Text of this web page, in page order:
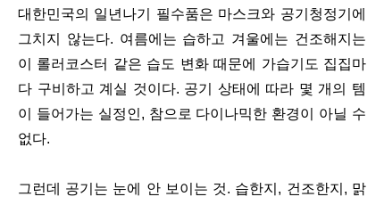
대한민국의 일년나기 필수품은 마스크와 공기청정기에
그치지 않는다. 여름에는 습하고 겨울에는 건조해지는
이 롤러코스터 같은 습도 변화 때문에 가습기도 집집마
다 구비하고 계실 것이다. 공기 상태에 따라 몇 개의 템
이 들어가는 실정인, 참으로 다이나믹한 환경이 아닐 수
없다.
그런데 공기는 눈에 안 보이는 것. 습한지, 건조한지, 맑